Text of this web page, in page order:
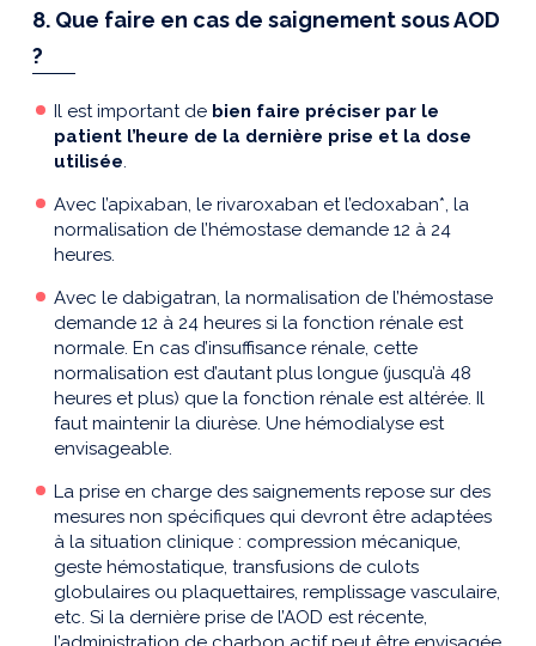
8. Que faire en cas de saignement sous AOD
?
Il est important de bien faire préciser par le
patient l’heure de la dernière prise et la dose
utilisée.
Avec l’apixaban, le rivaroxaban et l’edoxaban*, la
normalisation de l’hémostase demande 12 à 24
heures.
Avec le dabigatran, la normalisation de l’hémostase
demande 12 à 24 heures si la fonction rénale est
normale. En cas d’insuffisance rénale, cette
normalisation est d’autant plus longue (jusqu’à 48
heures et plus) que la fonction rénale est altérée. Il
faut maintenir la diurèse. Une hémodialyse est
envisageable.
La prise en charge des saignements repose sur des
mesures non spécifiques qui devront être adaptées
à la situation clinique : compression mécanique,
geste hémostatique, transfusions de culots
globulaires ou plaquettaires, remplissage vasculaire,
etc. Si la dernière prise de l’AOD est récente,